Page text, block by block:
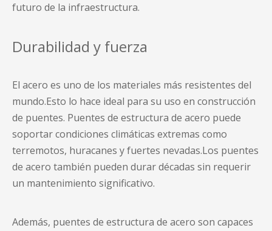
futuro de la infraestructura.
Durabilidad y fuerza
El acero es uno de los materiales más resistentes del
mundo.Esto lo hace ideal para su uso en construcción
de puentes. Puentes de estructura de acero puede
soportar condiciones climáticas extremas como
terremotos, huracanes y fuertes nevadas.Los puentes
de acero también pueden durar décadas sin requerir
un mantenimiento significativo.
Además, puentes de estructura de acero son capaces